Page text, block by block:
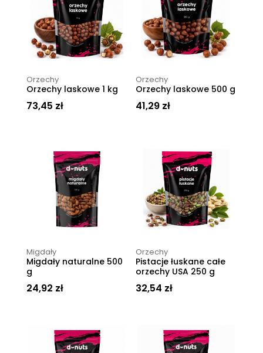
Orzechy
Orzechy laskowe 1 kg
73,45 zł
Orzechy
Orzechy laskowe 500 g
41,29 zł
Migdały
Migdały naturalne 500
g
24,92 zł
Orzechy
Pistacje łuskane całe
orzechy USA 250 g
32,54 zł